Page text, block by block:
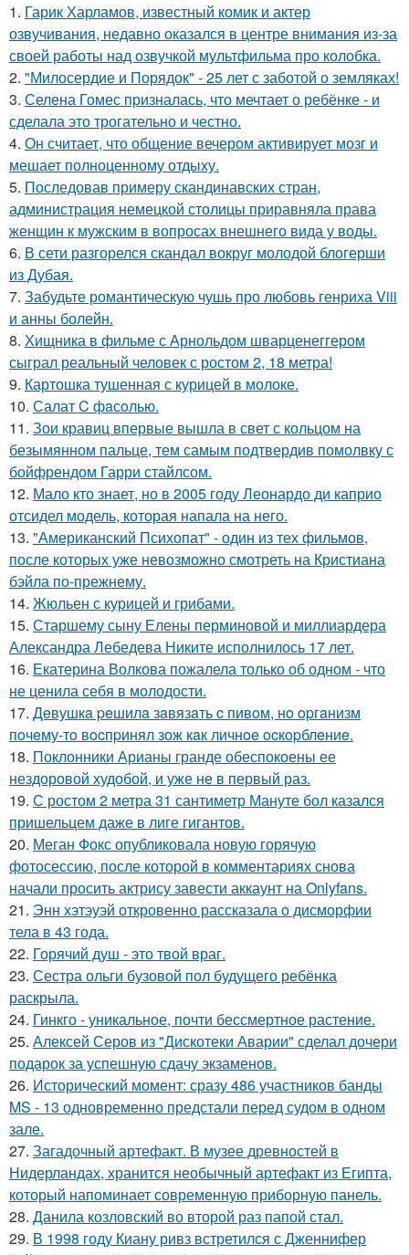
1. Гарик Харламов, известный комик и актер
озвучивания, недавно оказался в центре внимания из-за
своей работы над озвучкой мультфильма про колобка.
2. "Милосердие и Порядок" - 25 лет с заботой о земляках!
3. Селена Гомес призналась, что мечтает о ребёнке - и
сделала это трогательно и честно.
4. Он считает, что общение вечером активирует мозг и
мешает полноценному отдыху.
5. Последовав примеру скандинавских стран,
администрация немецкой столицы приравняла права
женщин к мужским в вопросах внешнего вида у воды.
6. В сети разгорелся скандал вокруг молодой блогерши
из Дубая.
7. Забудьте романтическую чушь про любовь генриха Viii
и анны болейн.
8. Хищника в фильме с Арнольдом шварценеггером
сыграл реальный человек с ростом 2, 18 метра!
9. Картошка тушенная с курицей в молоке.
10. Салат C фaсoлью.
11. Зои кравиц впервые вышла в свет с кольцом на
безымянном пальце, тем самым подтвердив помолвку с
бойфрендом Гарри стайлсом.
12. Мало кто знает, но в 2005 году Леонардо ди каприо
отсидел модель, которая напала на него.
13. "Американский Психопат" - один из тех фильмов,
после которых уже невозможно смотреть на Кристиана
бэйла по-прежнему.
14. Жюльен с курицей и грибами.
15. Старшему сыну Елены перминовой и миллиардера
Александра Лебедева Никите исполнилось 17 лет.
16. Екатерина Волкова пожалела только об одном - что
не ценила себя в молодости.
17. Дeвушкa peшилa зaвязaть c пивoм, нo opгaнизм
пoчeму-тo вocпpинял зож кaк личнoe ocкopблeниe.
18. Поклонники Арианы гранде обеспокоены ее
нездоровой худобой, и уже не в первый раз.
19. С ростом 2 метра 31 сантиметр Мануте бол казался
пришельцем даже в лиге гигантов.
20. Меган Фокс опубликовала новую горячую
фотосессию, после которой в комментариях снова
начали просить актрису завести аккаунт на Onlyfans.
21. Энн хэтэуэй откровенно рассказала о дисморфии
тела в 43 года.
22. Горячий душ - это твой враг.
23. Сестра ольги бузовой пол будущего ребёнка
раскрыла.
24. Гинкго - уникальное, почти бессмертное растение.
25. Алексей Серов из "Дискотеки Аварии" сделал дочери
подарок за успешную сдачу экзаменов.
26. Исторический момент: сразу 486 участников банды
MS - 13 одновременно предстали перед судом в одном
зале.
27. Загадочный артефакт. В музее древностей в
Нидерландах, хранится необычный артефакт из Египта,
который напоминает современную приборную панель.
28. Данила козловский во второй раз папой стал.
29. В 1998 году Киану ривз встретился с Дженнифер